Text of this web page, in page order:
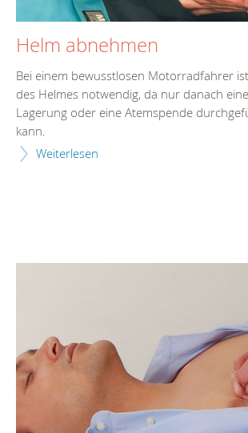
Helm abnehmen
Bei einem bewusstlosen Motorradfahrer
des Helmes notwendig, da nur danach
Lagerung oder eine Atemspende
kann.
Weiterlesen